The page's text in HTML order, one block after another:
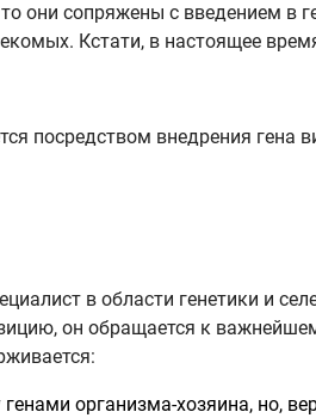
они сопряжены с введением в
Кстати, в настоящее
посредством внедрения гена
в области генетики и
он обращается к
организма-хозяина, но,